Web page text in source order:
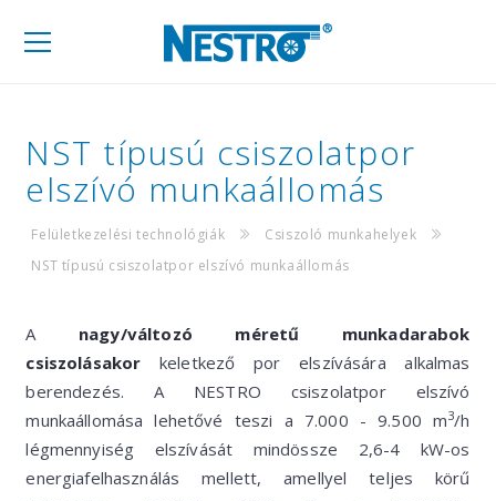
Mobil
NST típusú csiszolatpor
elszívó munkaállomás
Felületkezelési technológiák
Csiszoló munkahelyek
NST típusú csiszolatpor elszívó munkaállomás
A nagy/változó méretű munkadarabok
csiszolásakor keletkező por elszívására alkalmas
berendezés. A NESTRO csiszolatpor elszívó
munkaállomása lehetővé teszi a 7.000 - 9.500 m3/h
légmennyiség elszívását mindössze 2,6-4 kW-os
energiafelhasználás mellett, amellyel teljes körű